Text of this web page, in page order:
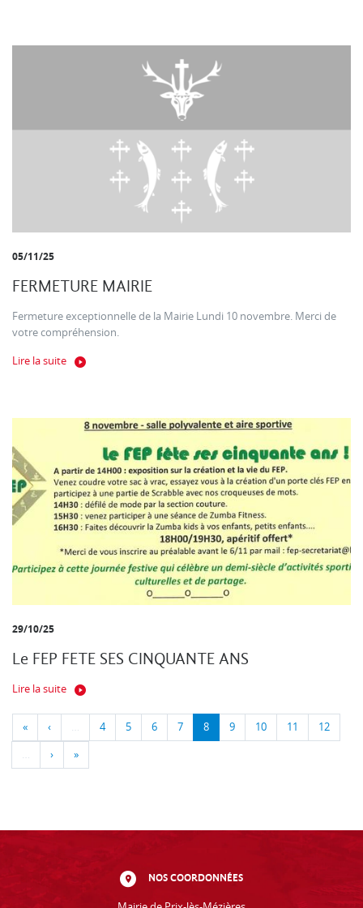
05/11/25
FERMETURE MAIRIE
Fermeture exceptionnelle de la Mairie Lundi 10 novembre. Merci de
votre compréhension.
Lire la suite
29/10/25
Le FEP FETE SES CINQUANTE ANS
Lire la suite
« ‹ … 4 5 6 7 8 9 10 11 12
… › »
NOS COORDONNÉES